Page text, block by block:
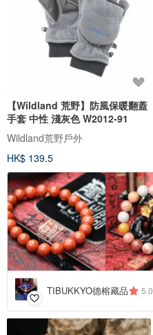
【Wildland 荒野】防風保暖翻蓋
手套 中性 淺灰色 W2012-91
Wildland荒野戶外
HK$ 139.5
TIBUKKYO德榕藏品 5.0